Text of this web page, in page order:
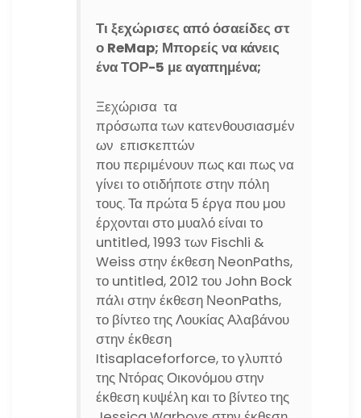
Τι ξεχώρισες από όσαείδες στ
ο ReMap; Μπορείς να κάνεις
ένα ΤΟΡ-5 με αγαπημένα;
Ξεχώρισα τα
πρόσωπα των κατενθουσιασμέν
ων επισκεπτών
που περιμένουν πως και πως να
γίνει το οτιδήποτε στην πόλη
τους. Τα πρώτα 5 έργα που μου
έρχονται στο μυαλό είναι το
untitled, 1993 των Fischli &
Weiss στην έκθεση ΝeonPaths,
το untitled, 2012 του John Bock
πάλι στην έκθεση ΝeonPaths,
το βίντεο της Λουκίας Αλαβάνου
στην έκθεση
Itisaplaceforforce, το γλυπτό
της Ντόρας Οικονόμου στην
έκθεση κυψέλη και το βίντεο της